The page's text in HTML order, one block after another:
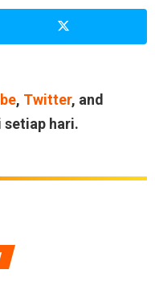
, Twitter, and
hari.